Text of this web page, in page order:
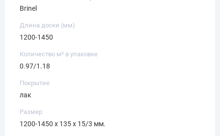
Brinel
Длина доски (мм)
1200-1450
Количество м² в упаковке
0.97/1.18
Покрытие
лак
Размер
1200-1450 х 135 х 15/3 мм.